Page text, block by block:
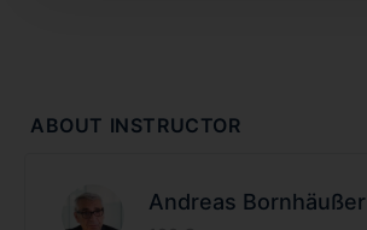
ABOUT INSTRUCTOR
Andreas Bornhäußer